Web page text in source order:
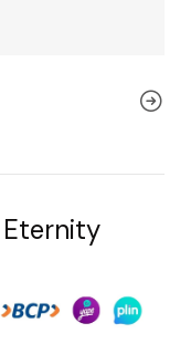
Eternity